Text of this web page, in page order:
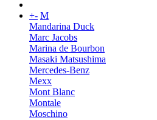
+- M
Mandarina Duck
Marc Jacobs
Marina de Bourbon
Masaki Matsushima
Mercedes-Benz
Mexx
Mont Blanc
Montale
Moschino